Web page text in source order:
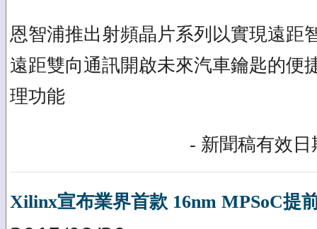
恩智浦推出射頻晶片系列以實現遠距
遠距雙向通訊開啟未來汽車鑰匙的便
理功能
- 新聞稿有效日
Xilinx宣布業界首款 16nm MPSoC提